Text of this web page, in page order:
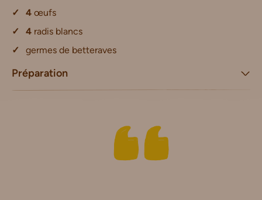
4 œufs
4 radis blancs
germes de betteraves
Préparation